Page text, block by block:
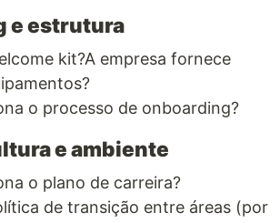
e estrutura
kit?A empresa fornece
o processo de onboarding?
e ambiente
o plano de carreira?
de transição entre áreas (por